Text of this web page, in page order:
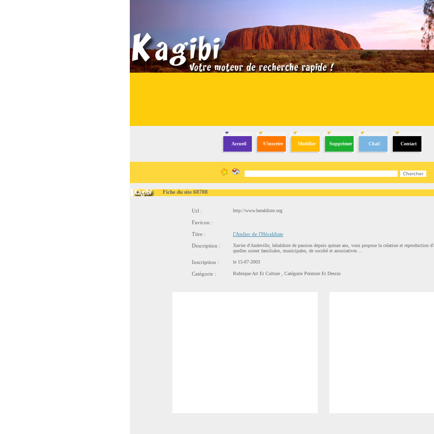
Accueil S'inscrire Modifier Supprimer Chat! Contact
Fiche du site 60708
Url : http://www.heraldiste.org
Favicon :
Titre :
l'Atelier de l'Héraldiste
Description :
Xavier d'Andeville, héraldiste de passion depuis quinze ans, vous propose la création et reproduction
quelles soient familiales, municipales, de société et associatives ...
Inscription : le 15-07-2003
Catégorie : Rubrique Art Et Culture, Catégorie Peinture Et Dessin